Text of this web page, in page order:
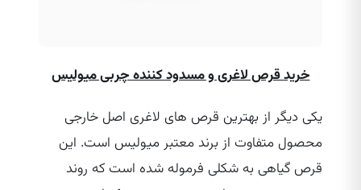
خرید قرص لاغری و مسدود کننده چربی میولیس
یکی دیگر از بهترین قرص‌ های لاغری اصل خارجی
محصول متفاوت از برند معتبر میولیس است. این
قرص گیاهی به شکلی فرموله شده است که روند